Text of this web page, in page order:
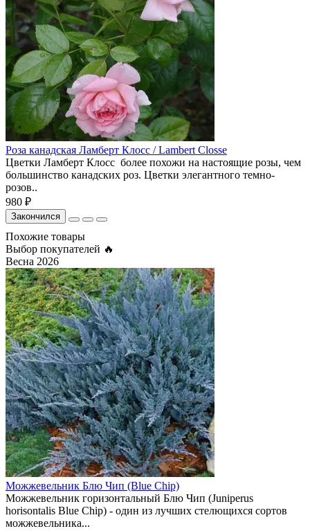
Роза канадская Ламберт Клосс / Lambert Closse
Цветки Ламберт Клосс более похожи на настоящие розы, чем
большинство канадских роз. Цветки элегантного темно-
розов..
980 ₽
Закончился
Похожие товары
Выбор покупателей 🔥
Весна 2026
Можжевельник Блю Чип (Blue Chip)
Можжевельник горизонтальный Блю Чип (Juniperus
horisontalis Blue Chip) - один из лучших стелющихся сортов
можжевельника...